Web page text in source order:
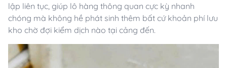
lập liên tục, giúp lô hàng thông quan cực kỳ nhanh
chóng mà không hề phát sinh thêm bất cứ khoản phí lưu
kho chờ đợi kiểm dịch nào tại cảng đến.